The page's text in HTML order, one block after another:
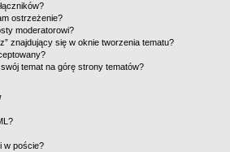
ostrzeżenie?
moderatorowi?
znajdujący się w oknie tworzenia tematu?
temat na górę strony tematów?
w poście?